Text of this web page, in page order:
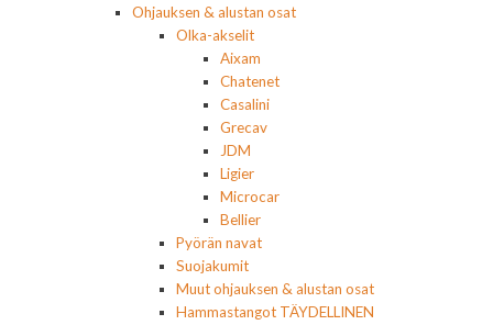
Ohjauksen & alustan osat
Olka-akselit
Aixam
Chatenet
Casalini
Grecav
JDM
Ligier
Microcar
Bellier
Pyörän navat
Suojakumit
Muut ohjauksen & alustan osat
Hammastangot TÄYDELLINEN